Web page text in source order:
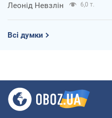
Леонід Невзлін 6,0 т.
Всі думки